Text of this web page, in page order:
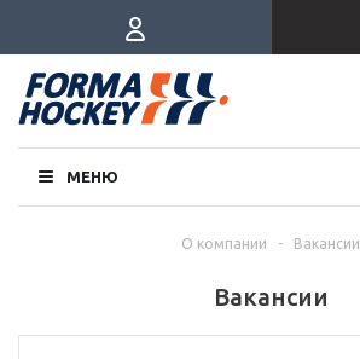
МЕНЮ
О компании - Вакансии
Вакансии